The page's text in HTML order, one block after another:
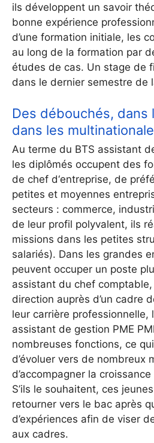
ils développent un savoir
bonne expérience
d’une formation initiale, les
au long de la formation par
études de cas. Un stage de
dans le dernier semestre de
Des débouchés, dans
dans les
Au terme du BTS assistant
les diplômés occupent des
de chef d‘entreprise, de
petites et moyennes
secteurs : commerce,
de leur profil polyvalent, ils
missions dans les petites
salariés). Dans les grandes
peuvent occuper un poste
assistant du chef
direction auprès d’un cadre
leur carrière professionnelle,
assistant de gestion PME
nombreuses fonctions, ce
d’évoluer vers de nombreux
d’accompagner la
S’ils le souhaitent, ces
retourner vers le bac après
d’expériences afin de viser
aux cadres.